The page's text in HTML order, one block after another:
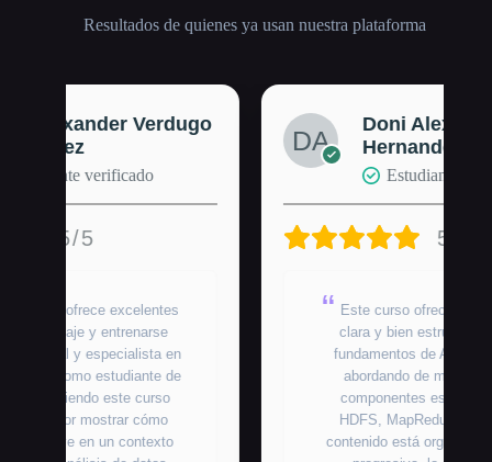
Resultados de quienes ya usan nuestra plataforma
Doni Alexander Verdugo
5/5
Este curso ofrece una explicación
clara y bien estructurada de los
fundamentos de Apache Hadoop,
abordando de manera práctica
componentes esenciales como
HDFS, MapReduce y YARN. El
contenido está organizado de forma